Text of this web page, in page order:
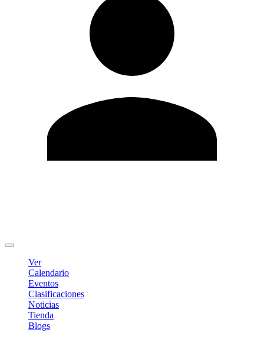
Ver
Calendario
Eventos
Clasificaciones
Noticias
Tienda
Blogs